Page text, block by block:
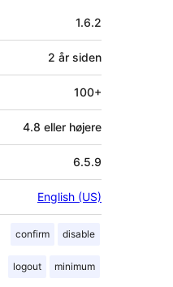
1.6.2
2 år siden
100+
4.8 eller højere
6.5.9
English (US)
confirm disable
logout minimum